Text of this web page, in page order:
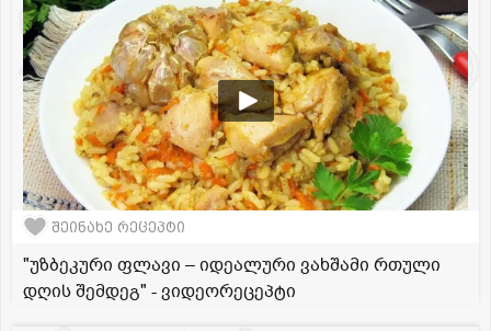
შეინახე რეცეპტი
"უზბეკური ფლავი – იდეალური ვახშამი რთული
დღის შემდეგ" - ვიდეორეცეპტი